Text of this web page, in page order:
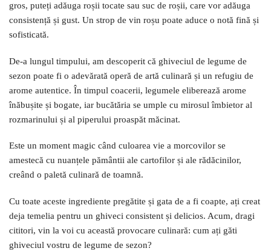
gros, puteți adăuga roșii tocate sau suc de roșii, care vor adăuga
consistență și gust. Un strop de vin roșu poate aduce o notă fină și
sofisticată.
De-a lungul timpului, am descoperit că ghiveciul de legume de
sezon poate fi o adevărată operă de artă culinară și un refugiu de
arome autentice. În timpul coacerii, legumele eliberează arome
înăbușite și bogate, iar bucătăria se umple cu mirosul îmbietor al
rozmarinului și al piperului proaspăt măcinat.
Este un moment magic când culoarea vie a morcovilor se
amestecă cu nuanțele pământii ale cartofilor și ale rădăcinilor,
creând o paletă culinară de toamnă.
Cu toate aceste ingrediente pregătite și gata de a fi coapte, ați creat
deja temelia pentru un ghiveci consistent și delicios. Acum, dragi
cititori, vin la voi cu această provocare culinară: cum ați găti
ghiveciul vostru de legume de sezon?